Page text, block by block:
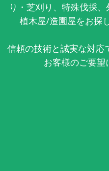
り・芝刈り、特殊伐採
植木屋/造園屋をお探
信頼の技術と誠実な対応
お客様のご要望